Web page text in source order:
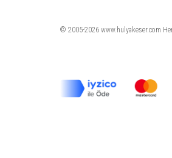
© 2005-2026 www.hulyakeser.com Her